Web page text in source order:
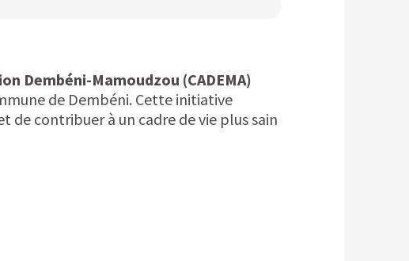
Dembéni-Mamoudzou (CADEMA)
de Dembéni. Cette initiative
de contribuer à un cadre de vie plus sain